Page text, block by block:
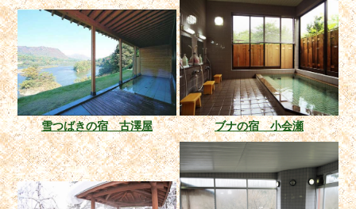
雪つばきの宿 古澤屋 ブナの宿 小会瀬